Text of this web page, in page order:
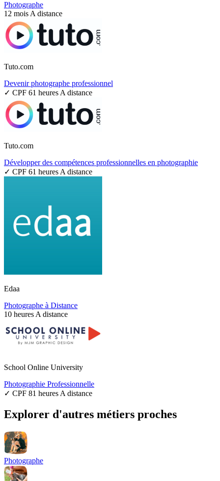
Photographe
12 mois A distance
Tuto.com
Devenir photographe professionnel
✓ CPF 61 heures A distance
Tuto.com
Développer des compétences professionnelles en photographie
✓ CPF 61 heures A distance
Edaa
Photographe à Distance
10 heures A distance
School Online University
Photographie Professionnelle
✓ CPF 81 heures A distance
Explorer d'autres métiers proches
Photographe